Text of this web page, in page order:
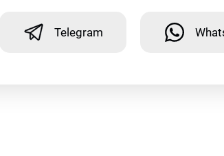
Telegram